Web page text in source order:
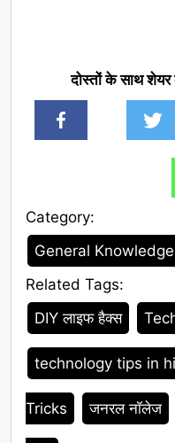
दोस्तों के साथ
Category:
Category
General Knowledge
Related Tags:
Tags
DIY लाइफ हैक्स
technology tips in
Tricks जनरल नॉलेज